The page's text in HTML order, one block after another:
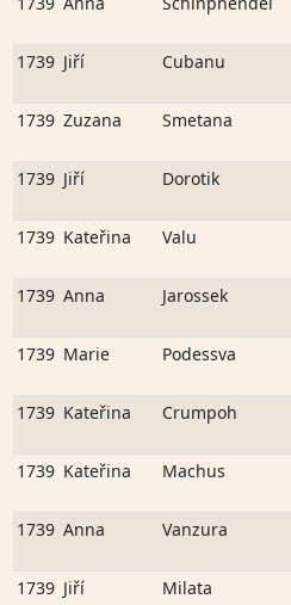
1739 Jiří Cubanu
1739 Zuzana Smetana
1739 Jiří Dorotik
1739 Kateřina Valu
1739 Anna Jarossek
1739 Marie Podessva
1739 Kateřina Crumpoh
1739 Kateřina Machus
1739 Anna Vanzura
1739 Jiří Milata